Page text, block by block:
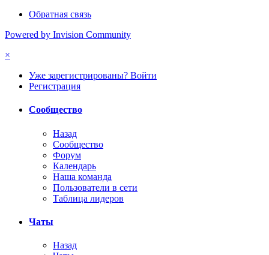
Обратная связь
Powered by Invision Community
×
Уже зарегистрированы? Войти
Регистрация
Сообщество
Назад
Сообщество
Форум
Календарь
Наша команда
Пользователи в сети
Таблица лидеров
Чаты
Назад